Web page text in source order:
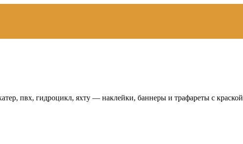
пвх, гидроцикл, яхту — наклейки, баннеры и трафареты с краской